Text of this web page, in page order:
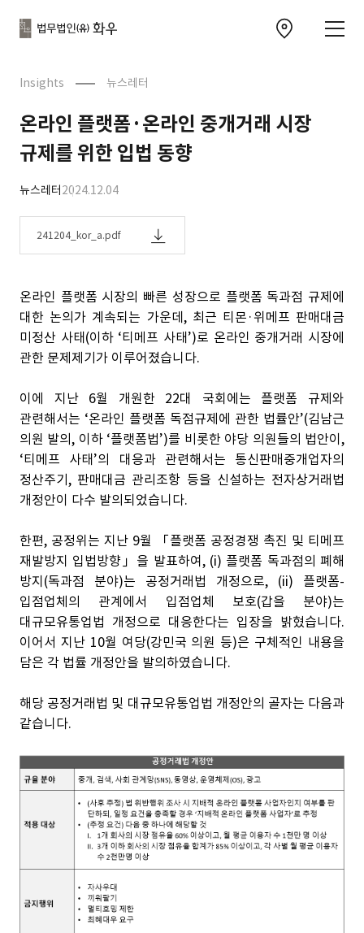
Insights 뉴스레터
온라인 플랫폼·온라인 중개거래 시장
규제를 위한 입법 동향
뉴스레터2024.12.04
241204_kor_a.pdf
온라인 플랫폼 시장의 빠른 성장으로 플랫폼 독과점 규제에
대한 논의가 계속되는 가운데, 최근 티몬·위메프 판매대금
미정산 사태(이하 ‘티메프 사태’)로 온라인 중개거래 시장에
관한 문제제기가 이루어졌습니다.
이에 지난 6월 개원한 22대 국회에는 플랫폼 규제와
관련해서는 ‘온라인 플랫폼 독점규제에 관한 법률안’(김남근
의원 발의, 이하 ‘플랫폼법’)를 비롯한 야당 의원들의 법안이,
‘티메프 사태’의 대응과 관련해서는 통신판매중개업자의
정산주기, 판매대금 관리조항 등을 신설하는 전자상거래법
개정안이 다수 발의되었습니다.
한편, 공정위는 지난 9월 「플랫폼 공정경쟁 촉진 및 티메프
재발방지 입법방향」을 발표하여, (i) 플랫폼 독과점의 폐해
방지(독과점 분야)는 공정거래법 개정으로, (ii) 플랫폼-
입점업체의 관계에서 입점업체 보호(갑을 분야)는
대규모유통업법 개정으로 대응한다는 입장을 밝혔습니다.
이어서 지난 10월 여당(강민국 의원 등)은 구체적인 내용을
담은 각 법률 개정안을 발의하였습니다.
해당 공정거래법 및 대규모유통업법 개정안의 골자는 다음과
같습니다.